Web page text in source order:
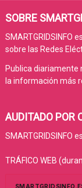
SOBRE
SMARTGRIDSINFO
sobre las Redes
Publica diariamente
la información más
AUDITADO POR
SMARTGRIDSINFO
TRÁFICO WEB